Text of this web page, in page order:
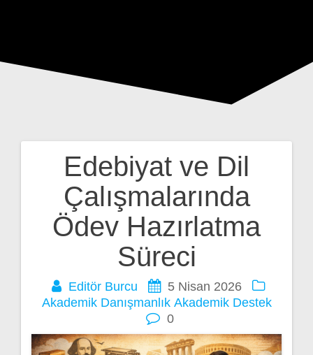
Edebiyat ve Dil
Çalışmalarında
Ödev Hazırlatma
Süreci
Editör Burcu
5 Nisan 2026
Akademik Danışmanlık Akademik Destek
0
Yazı
gezinmesi